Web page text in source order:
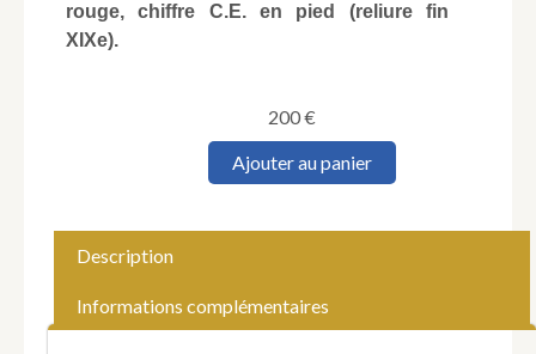
rouge, chiffre C.E. en pied (reliure fin
XIXe).
200€
quantité
baron).
Mémoires
Ajouter au panier
Description
Informations complémentaires